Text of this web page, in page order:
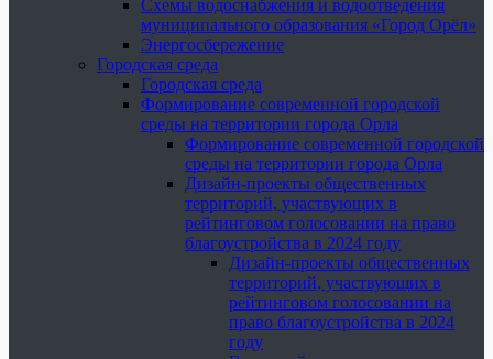
Схемы водоснабжения и водоотведения
муниципального образования «Город Орёл»
Энергосбережение
Городская среда
Городская среда
Формирование современной городской
среды на территории города Орла
Формирование современной городской
среды на территории города Орла
Дизайн-проекты общественных
территорий, участвующих в
рейтинговом голосовании на право
благоустройства в 2024 году
Дизайн-проекты общественных
территорий, участвующих в
рейтинговом голосовании на
право благоустройства в 2024
году